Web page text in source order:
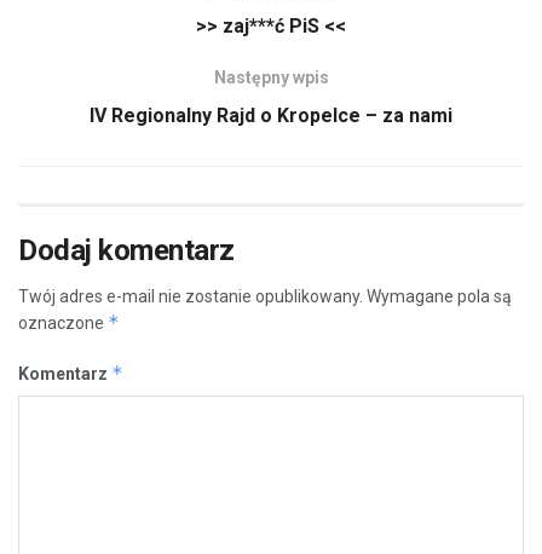
>> zaj***ć PiS <<
Następny wpis
IV Regionalny Rajd o Kropelce – za nami
Dodaj komentarz
Twój adres e-mail nie zostanie opublikowany. Wymagane pola są
oznaczone *
Komentarz *